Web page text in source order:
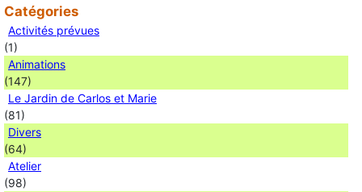
Catégories
Activités prévues
(1)
Animations
(147)
Le Jardin de Carlos et Marie
(81)
Divers
(64)
Atelier
(98)